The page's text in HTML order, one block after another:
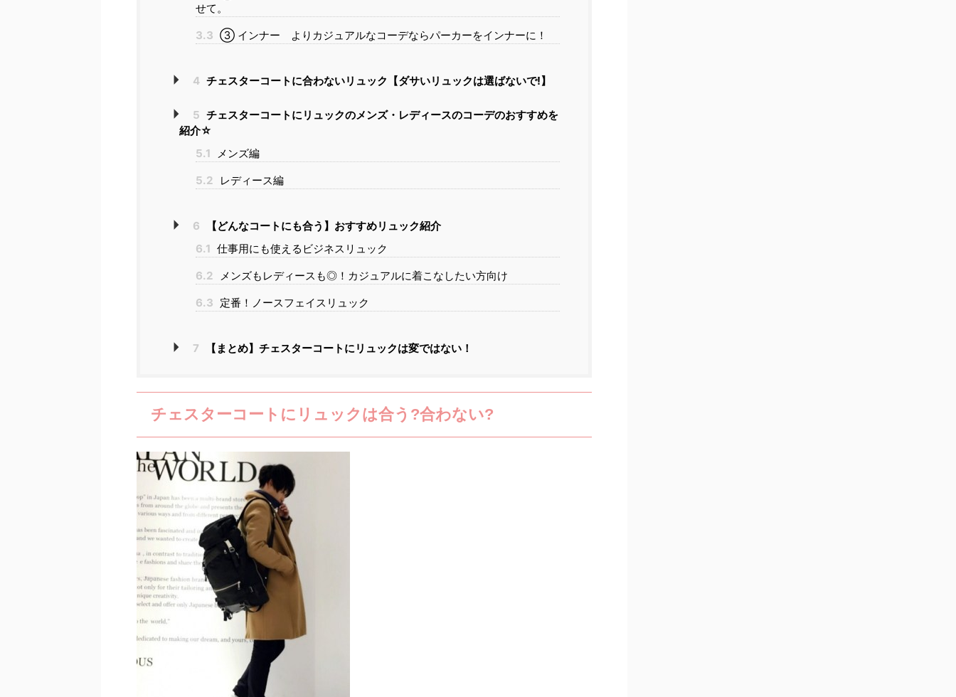
せて。
3.3 ③ インナー よりカジュアルなコーデならパーカーをインナーに！
4 チェスターコートに合わないリュック【ダサいリュックは選ばないで!】
5 チェスターコートにリュックのメンズ・レディースのコーデのおすすめを
紹介☆
5.1
メンズ編
5.2
レディース編
6
【どんなコートにも合う】おすすめリュック紹介
6.1 仕事用にも使えるビジネスリュック
6.2
メンズもレディースも◎！カジュアルに着こなしたい方向け
6.3 定番！ノースフェイスリュック
7 【まとめ】チェスターコートにリュックは変ではない！
チェスターコートにリュックは合う?合わない?